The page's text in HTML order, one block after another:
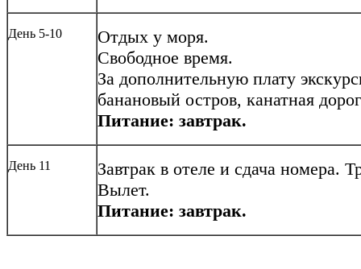
День 5-10
Отдых у моря.
Cвободное время.
За дополнительную плату
банановый остров, канатная
Питание: завтрак.
День 11
Завтрак в отеле и сдача номера.
Вылет.
Питание: завтрак.